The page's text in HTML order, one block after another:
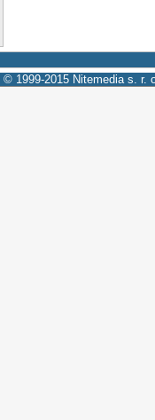
© 1999-2015 Nitemedia s. r.